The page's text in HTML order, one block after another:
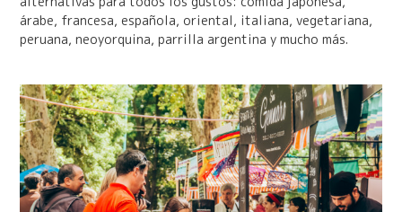
árabe, francesa, española, oriental, italiana, vegetariana,
peruana, neoyorquina, parrilla argentina y mucho más.